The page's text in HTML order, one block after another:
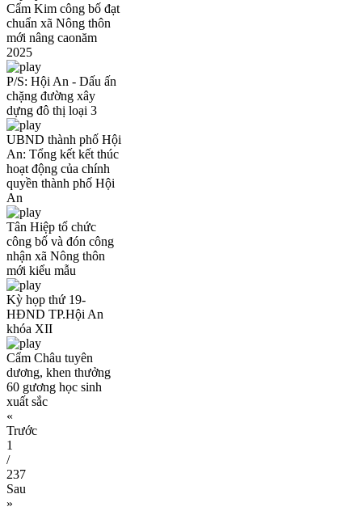
Cẩm Kim công bố đạt
chuẩn xã Nông thôn
mới nâng caonăm
2025
P/S: Hội An - Dấu ấn
chặng đường xây
dựng đô thị loại 3
UBND thành phố Hội
An: Tổng kết kết thúc
hoạt động của chính
quyền thành phố Hội
An
Tân Hiệp tổ chức
công bố và đón công
nhận xã Nông thôn
mới kiểu mẫu
Kỳ họp thứ 19-
HĐND TP.Hội An
khóa XII
Cẩm Châu tuyên
dương, khen thưởng
60 gương học sinh
xuất sắc
«
Trước
1
/
237
Sau
»